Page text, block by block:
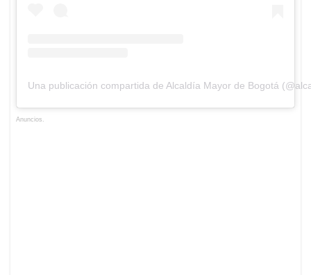
Una publicación compartida de Alcaldía Mayor de Bogotá
Anuncios.